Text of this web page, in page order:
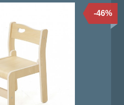
-46%